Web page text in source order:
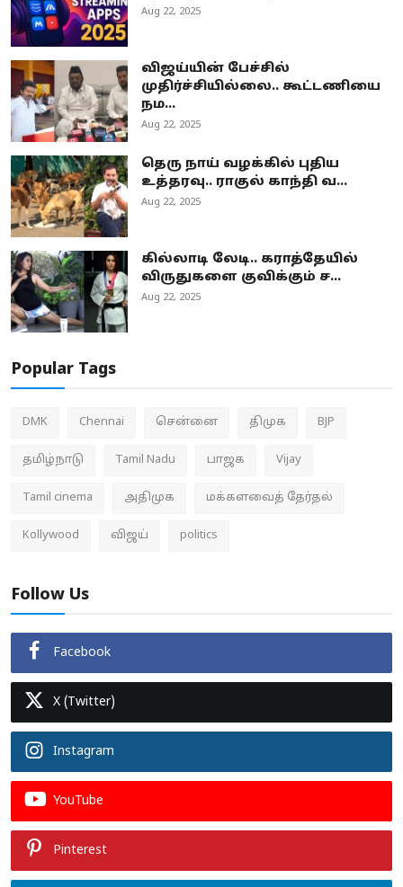
Aug 22, 2025
விஜய்யின் பேச்சில்
முதிர்ச்சியில்லை.. கூட்டணியை
நம...
Aug 22, 2025
தெரு நாய் வழக்கில் புதிய
உத்தரவு.. ராகுல் காந்தி வ...
Aug 22, 2025
கில்லாடி லேடி.. கராத்தேயில்
விருதுகளை குவிக்கும் ச...
Aug 22, 2025
Popular Tags
DMK Chennai சென்னை திமுக BJP
தமிழ்நாடு Tamil Nadu பாஜக Vijay
Tamil cinema அதிமுக மக்களவைத் தேர்தல்
Kollywood விஜய் politics
Follow Us
Facebook
X (Twitter)
Instagram
YouTube
Pinterest